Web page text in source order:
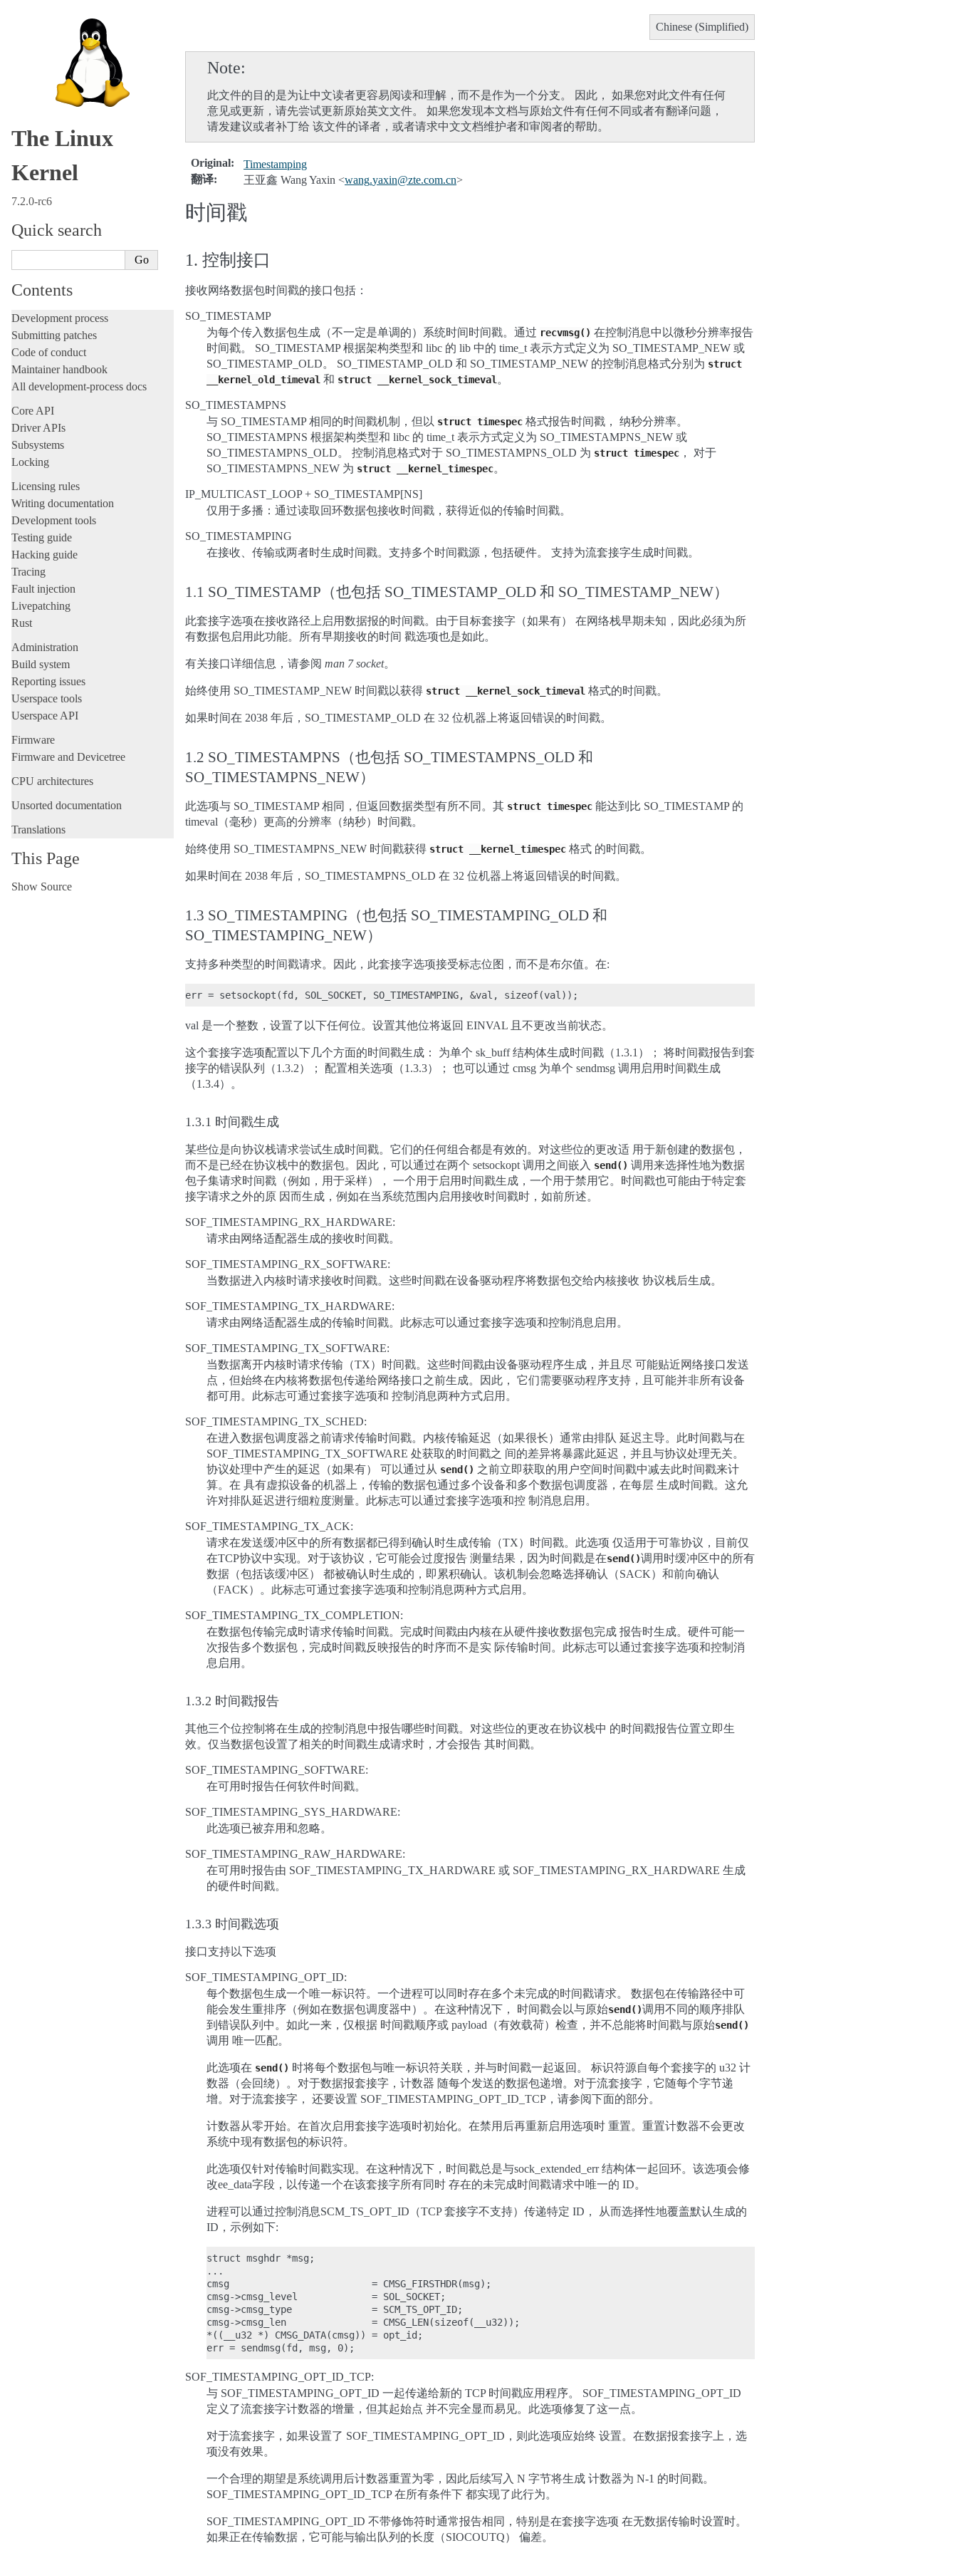
The Linux
Kernel
7.2.0-rc6
Quick search
Contents
Development process
Submitting patches
Code of conduct
Maintainer handbook
All development-process docs
Core API
Driver APIs
Subsystems
Locking
Licensing rules
Writing documentation
Development tools
Testing guide
Hacking guide
Tracing
Fault injection
Livepatching
Rust
Administration
Build system
Reporting issues
Userspace tools
Userspace API
Firmware
Firmware and Devicetree
CPU architectures
Unsorted documentation
Translations
This Page
Show Source
Chinese (Simplified)
Note
此文件的目的是为让中文读者更容易阅读和理解，而不是作为一个分支。 因此， 如果您对此文件有任何
意见或更新，请先尝试更新原始英文文件。 如果您发现本文档与原始文件有任何不同或者有翻译问题，
请发建议或者补丁给 该文件的译者，或者请求中文文档维护者和审阅者的帮助。
Original:
Timestamping
翻译: 王亚鑫 Wang Yaxin <wang.yaxin@zte.com.cn>
时间戳
1. 控制接口
接收网络数据包时间戳的接口包括：
SO_TIMESTAMP
为每个传入数据包生成（不一定是单调的）系统时间时间戳。通过 recvmsg() 在控制消息中以微秒分辨率报告
时间戳。 SO_TIMESTAMP 根据架构类型和 libc 的 lib 中的 time_t 表示方式定义为 SO_TIMESTAMP_NEW 或
SO_TIMESTAMP_OLD。 SO_TIMESTAMP_OLD 和 SO_TIMESTAMP_NEW 的控制消息格式分别为 struct
__kernel_old_timeval 和 struct __kernel_sock_timeval 。
SO_TIMESTAMPNS
与 SO_TIMESTAMP 相同的时间戳机制，但以 struct timespec 格式报告时间戳， 纳秒分辨率。
SO_TIMESTAMPNS 根据架构类型和 libc 的 time_t 表示方式定义为 SO_TIMESTAMPNS_NEW 或
SO_TIMESTAMPNS_OLD。 控制消息格式对于 SO_TIMESTAMPNS_OLD 为 struct timespec ， 对于
SO_TIMESTAMPNS_NEW 为 struct __kernel_timespec。
IP_MULTICAST_LOOP + SO_TIMESTAMP[NS]
仅用于多播：通过读取回环数据包接收时间戳，获得近似的传输时间戳。
SO_TIMESTAMPING
在接收、传输或两者时生成时间戳。支持多个时间戳源，包括硬件。 支持为流套接字生成时间戳。
1.1 SO_TIMESTAMP（也包括 SO_TIMESTAMP_OLD 和 SO_TIMESTAMP_NEW）
此套接字选项在接收路径上启用数据报的时间戳。由于目标套接字（如果有） 在网络栈早期未知，因此必须为所
有数据包启用此功能。所有早期接收的时间 戳选项也是如此。
有关接口详细信息，请参阅 man 7 socket。
始终使用 SO_TIMESTAMP_NEW 时间戳以获得 struct __kernel_sock_timeval 格式的时间戳。
如果时间在 2038 年后，SO_TIMESTAMP_OLD 在 32 位机器上将返回错误的时间戳。
1.2 SO_TIMESTAMPNS（也包括 SO_TIMESTAMPNS_OLD 和
SO_TIMESTAMPNS_NEW）
此选项与 SO_TIMESTAMP 相同，但返回数据类型有所不同。其 struct timespec 能达到比 SO_TIMESTAMP 的
timeval（毫秒）更高的分辨率（纳秒）时间戳。
始终使用 SO_TIMESTAMPNS_NEW 时间戳获得 struct __kernel_timespec 格式 的时间戳。
如果时间在 2038 年后，SO_TIMESTAMPNS_OLD 在 32 位机器上将返回错误的时间戳。
1.3 SO_TIMESTAMPING（也包括 SO_TIMESTAMPING_OLD 和
SO_TIMESTAMPING_NEW）
支持多种类型的时间戳请求。因此，此套接字选项接受标志位图，而不是布尔值。在:
val 是一个整数，设置了以下任何位。设置其他位将返回 EINVAL 且不更改当前状态。
这个套接字选项配置以下几个方面的时间戳生成： 为单个 sk_buff 结构体生成时间戳（1.3.1）； 将时间戳报告到套
接字的错误队列（1.3.2）； 配置相关选项（1.3.3）； 也可以通过 cmsg 为单个 sendmsg 调用启用时间戳生成
（1.3.4）。
1.3.1 时间戳生成
某些位是向协议栈请求尝试生成时间戳。它们的任何组合都是有效的。对这些位的更改适 用于新创建的数据包，
而不是已经在协议栈中的数据包。因此，可以通过在两个 setsockopt 调用之间嵌入 send() 调用来选择性地为数据
包子集请求时间戳（例如，用于采样）， 一个用于启用时间戳生成，一个用于禁用它。时间戳也可能由于特定套
接字请求之外的原 因而生成，例如在当系统范围内启用接收时间戳时，如前所述。
SOF_TIMESTAMPING_RX_HARDWARE:
请求由网络适配器生成的接收时间戳。
SOF_TIMESTAMPING_RX_SOFTWARE:
当数据进入内核时请求接收时间戳。这些时间戳在设备驱动程序将数据包交给内核接收 协议栈后生成。
SOF_TIMESTAMPING_TX_HARDWARE:
请求由网络适配器生成的传输时间戳。此标志可以通过套接字选项和控制消息启用。
SOF_TIMESTAMPING_TX_SOFTWARE:
当数据离开内核时请求传输（TX）时间戳。这些时间戳由设备驱动程序生成，并且尽 可能贴近网络接口发送
点，但始终在内核将数据包传递给网络接口之前生成。因此， 它们需要驱动程序支持，且可能并非所有设备
都可用。此标志可通过套接字选项和 控制消息两种方式启用。
SOF_TIMESTAMPING_TX_SCHED:
在进入数据包调度器之前请求传输时间戳。内核传输延迟（如果很长）通常由排队 延迟主导。此时间戳与在
SOF_TIMESTAMPING_TX_SOFTWARE 处获取的时间戳之 间的差异将暴露此延迟，并且与协议处理无关。
协议处理中产生的延迟（如果有） 可以通过从 send() 之前立即获取的用户空间时间戳中减去此时间戳来计
算。在 具有虚拟设备的机器上，传输的数据包通过多个设备和多个数据包调度器，在每层 生成时间戳。这允
许对排队延迟进行细粒度测量。此标志可以通过套接字选项和控 制消息启用。
SOF_TIMESTAMPING_TX_ACK:
请求在发送缓冲区中的所有数据都已得到确认时生成传输（TX）时间戳。此选项 仅适用于可靠协议，目前仅
在TCP协议中实现。对于该协议，它可能会过度报告 测量结果，因为时间戳是在send()调用时缓冲区中的所有
数据（包括该缓冲区） 都被确认时生成的，即累积确认。该机制会忽略选择确认（SACK）和前向确认
（FACK）。此标志可通过套接字选项和控制消息两种方式启用。
SOF_TIMESTAMPING_TX_COMPLETION:
在数据包传输完成时请求传输时间戳。完成时间戳由内核在从硬件接收数据包完成 报告时生成。硬件可能一
次报告多个数据包，完成时间戳反映报告的时序而不是实 际传输时间。此标志可以通过套接字选项和控制消
息启用。
1.3.2 时间戳报告
其他三个位控制将在生成的控制消息中报告哪些时间戳。对这些位的更改在协议栈中 的时间戳报告位置立即生
效。仅当数据包设置了相关的时间戳生成请求时，才会报告 其时间戳。
SOF_TIMESTAMPING_SOFTWARE:
在可用时报告任何软件时间戳。
SOF_TIMESTAMPING_SYS_HARDWARE:
此选项已被弃用和忽略。
SOF_TIMESTAMPING_RAW_HARDWARE:
在可用时报告由 SOF_TIMESTAMPING_TX_HARDWARE 或 SOF_TIMESTAMPING_RX_HARDWARE 生成
的硬件时间戳。
1.3.3 时间戳选项
接口支持以下选项
SOF_TIMESTAMPING_OPT_ID:
每个数据包生成一个唯一标识符。一个进程可以同时存在多个未完成的时间戳请求。 数据包在传输路径中可
能会发生重排序（例如在数据包调度器中）。在这种情况下， 时间戳会以与原始send()调用不同的顺序排队
到错误队列中。如此一来，仅根据 时间戳顺序或 payload（有效载荷）检查，并不总能将时间戳与原始send()
调用 唯一匹配。
此选项在 send() 时将每个数据包与唯一标识符关联，并与时间戳一起返回。 标识符源自每个套接字的 u32 计
数器（会回绕）。对于数据报套接字，计数器 随每个发送的数据包递增。对于流套接字，它随每个字节递
增。对于流套接字， 还要设置 SOF_TIMESTAMPING_OPT_ID_TCP，请参阅下面的部分。
计数器从零开始。在首次启用套接字选项时初始化。在禁用后再重新启用选项时 重置。重置计数器不会更改
系统中现有数据包的标识符。
此选项仅针对传输时间戳实现。在这种情况下，时间戳总是与sock_extended_err 结构体一起回环。该选项会修
改ee_data字段，以传递一个在该套接字所有同时 存在的未完成时间戳请求中唯一的 ID。
进程可以通过控制消息SCM_TS_OPT_ID（TCP 套接字不支持）传递特定 ID， 从而选择性地覆盖默认生成的
ID，示例如下:
struct msghdr *msg;
...
cmsg                         = CMSG_FIRSTHDR(msg);
cmsg->cmsg_level             = SOL_SOCKET;
cmsg->cmsg_type              = SCM_TS_OPT_ID;
cmsg->cmsg_len               = CMSG_LEN(sizeof(__u32));
*((__u32 *) CMSG_DATA(cmsg)) = opt_id;
SOF_TIMESTAMPING_OPT_ID_TCP:
与 SOF_TIMESTAMPING_OPT_ID 一起传递给新的 TCP 时间戳应用程序。 SOF_TIMESTAMPING_OPT_ID
定义了流套接字计数器的增量，但其起始点 并不完全显而易见。此选项修复了这一点。
对于流套接字，如果设置了 SOF_TIMESTAMPING_OPT_ID，则此选项应始终 设置。在数据报套接字上，选
项没有效果。
一个合理的期望是系统调用后计数器重置为零，因此后续写入 N 字节将生成 计数器为 N-1 的时间戳。
SOF_TIMESTAMPING_OPT_ID_TCP 在所有条件下 都实现了此行为。
SOF_TIMESTAMPING_OPT_ID 不带修饰符时通常报告相同，特别是在套接字选项 在无数据传输时设置时。
如果正在传输数据，它可能与输出队列的长度（SIOCOUTQ） 偏差。